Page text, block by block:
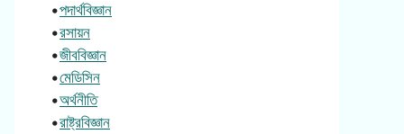
•পদার্থবিজ্ঞান
•রসায়ন
•জীববিজ্ঞান
•মেডিসিন
•অর্থনীতি
•রাষ্ট্রবিজ্ঞান